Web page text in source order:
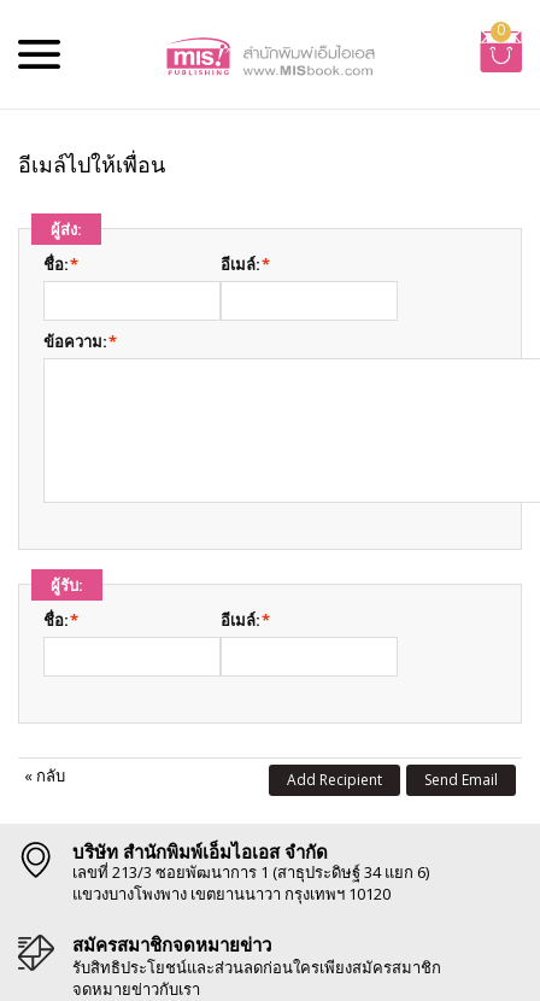
0
อีเมล์ไปให้เพื่อน
ผู้ส่ง:
*
ชื่อ: *
อีเมล์:
*
ข้อความ:
ผู้รับ:
*
ชื่อ: *
อีเมล์:
« กลับ Send Email
Add Recipient
บริษัท สำนักพิมพ์เอ็มไอเอส จำกัด
เลขที่ 213/3 ซอยพัฒนาการ 1 (สาธุประดิษฐ์ 34 แยก 6)
แขวงบางโพงพาง เขตยานนาวา กรุงเทพฯ 10120
สมัครสมาชิกจดหมายข่าว
รับสิทธิประโยชน์และส่วนลดก่อนใครเพียงสมัครสมาชิก
จดหมายข่าวกับเรา